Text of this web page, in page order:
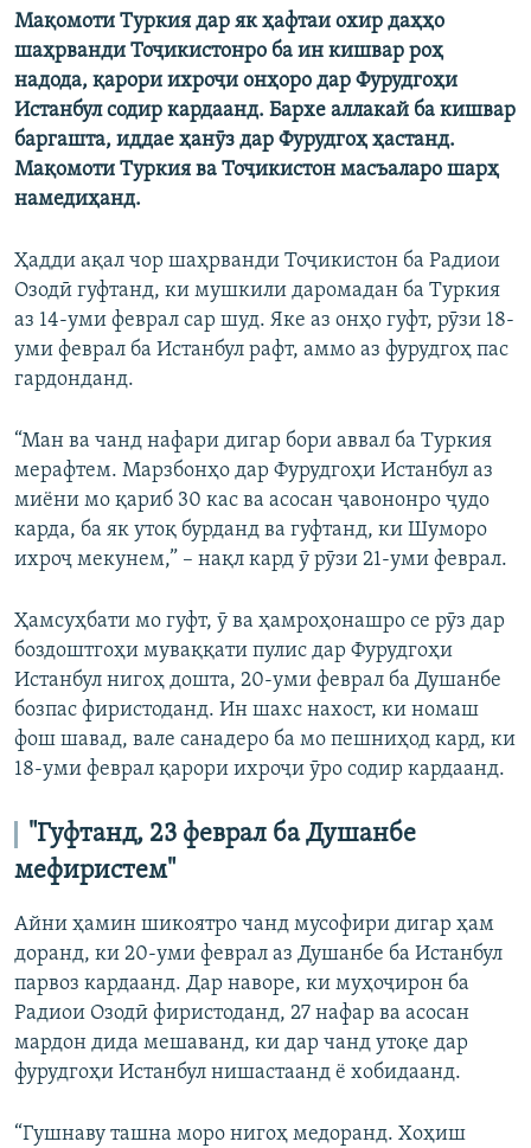
Мақомоти Туркия дар як ҳафтаи охир даҳҳо
шаҳрванди Тоҷикистонро ба ин кишвар роҳ
надода, қарори ихроҷи онҳоро дар Фурудгоҳи
Истанбул содир кардаанд. Бархе аллакай ба кишвар
баргашта, иддае ҳанӯз дар Фурудгоҳ ҳастанд.
Мақомоти Туркия ва Тоҷикистон масъаларо шарҳ
намедиҳанд.
Ҳадди ақал чор шаҳрванди Тоҷикистон ба Радиои
Озодӣ гуфтанд, ки мушкили даромадан ба Туркия
аз 14-уми феврал сар шуд. Яке аз онҳо гуфт, рӯзи 18-
уми феврал ба Истанбул рафт, аммо аз фурудгоҳ пас
гардонданд.
“Ман ва чанд нафари дигар бори аввал ба Туркия
мерафтем. Марзбонҳо дар Фурудгоҳи Истанбул аз
миёни мо қариб 30 кас ва асосан ҷавононро ҷудо
карда, ба як утоқ бурданд ва гуфтанд, ки Шуморо
ихроҷ мекунем,” – нақл кард ӯ рӯзи 21-уми феврал.
Ҳамсуҳбати мо гуфт, ӯ ва ҳамроҳонашро се рӯз дар
боздоштгоҳи муваққати пулис дар Фурудгоҳи
Истанбул нигоҳ дошта, 20-уми феврал ба Душанбе
бозпас фиристоданд. Ин шахс нахост, ки номаш
фош шавад, вале санадеро ба мо пешниҳод кард, ки
18-уми феврал қарори ихроҷи ӯро содир кардаанд.
"Гуфтанд, 23 феврал ба Душанбе
мефиристем"
Айни ҳамин шикоятро чанд мусофири дигар ҳам
доранд, ки 20-уми феврал аз Душанбе ба Истанбул
парвоз кардаанд. Дар наворе, ки муҳоҷирон ба
Радиои Озодӣ фиристоданд, 27 нафар ва асосан
мардон дида мешаванд, ки дар чанд утоқе дар
фурудгоҳи Истанбул нишастаанд ё хобидаанд.
“Гушнаву ташна моро нигоҳ медоранд. Хоҳиш